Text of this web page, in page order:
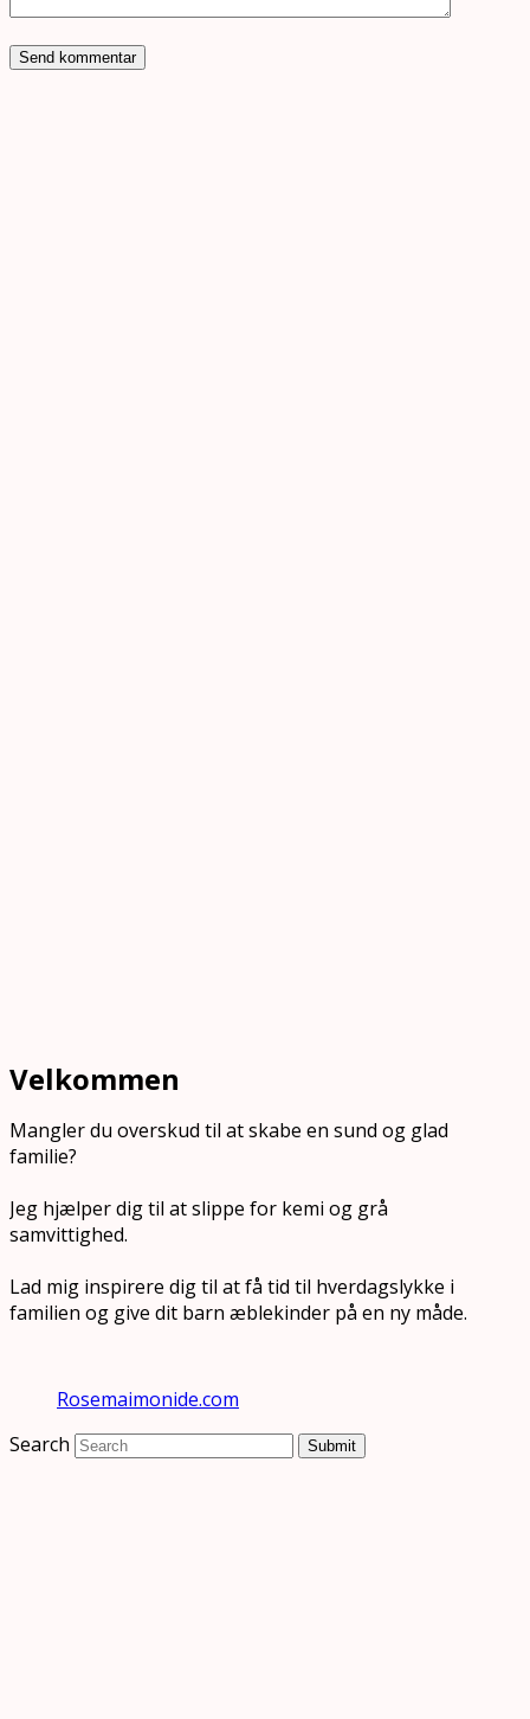
Velkommen
Mangler du overskud til at skabe en sund og glad
familie?
Jeg hjælper dig til at slippe for kemi og grå
samvittighed.
Lad mig inspirere dig til at få tid til hverdagslykke i
familien og give dit barn æblekinder på en ny måde.
Rosemaimonide.com
Search
Submit